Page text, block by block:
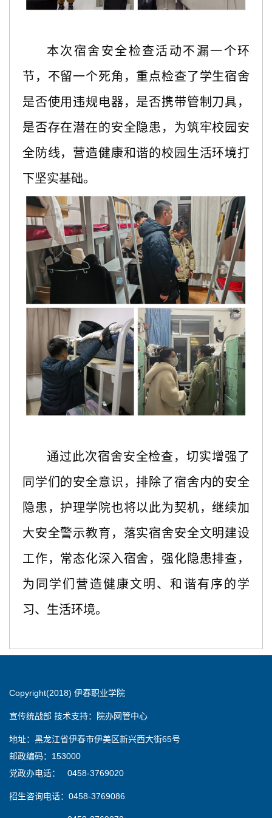
本次宿舍安全检查活动不漏一个环
节，不留一个死角，重点检查了学生宿舍
是否使用违规电器，是否携带管制刀具，
是否存在潜在的安全隐患，为筑牢校园安
全防线，营造健康和谐的校园生活环境打
下坚实基础。
通过此次宿舍安全检查，切实增强了
同学们的安全意识，排除了宿舍内的安全
隐患， 护理学院也将以此为契机，继续加
大安全警示教育，落实宿舍安全文明建设
工作，常态化深入宿舍，强化隐患排查，
为同学们营造健康文明、和谐有序的学
习、生活环境。
Copyright(2018) 伊春职业学院
宣传统战部 技术支持：院办网管中心
地址：黑龙江省伊春市伊美区新兴西大街65号
邮政编码：153000
党政办电话： 0458-3769020
招生咨询电话：0458-3769086